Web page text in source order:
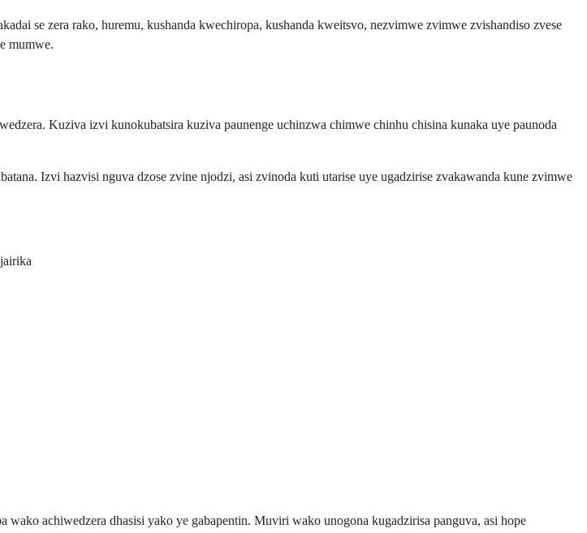
se zera rako, huremu, kushanda kwechiropa, kushanda kweitsvo, nezvimwe zvimwe zvishandiso zvese
mumwe.
Kuziva izvi kunokubatsira kuziva paunenge uchinzwa chimwe chinhu chisina kunaka uye paunoda
Izvi hazvisi nguva dzose zvine njodzi, asi zvinoda kuti utarise uye ugadzirise zvakawanda kune zvimwe
achiwedzera dhasisi yako ye gabapentin. Muviri wako unogona kugadzirisa panguva, asi hope